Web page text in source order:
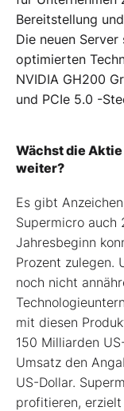
Bereitstellung
Die neuen
optimierten
NVIDIA GH200
und PCIe 5.0 -
Wächst die
weiter?
Es gibt
Supermicro auch
Jahresbeginn
Prozent zulegen.
noch nicht
mit diesen
150 Milliarden
Umsatz den
US-Dollar.
profitieren,